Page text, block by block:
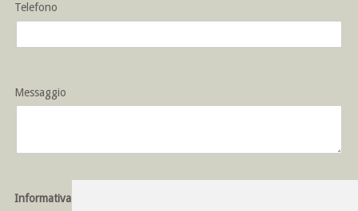
Telefono
Messaggio
Informativa privacy